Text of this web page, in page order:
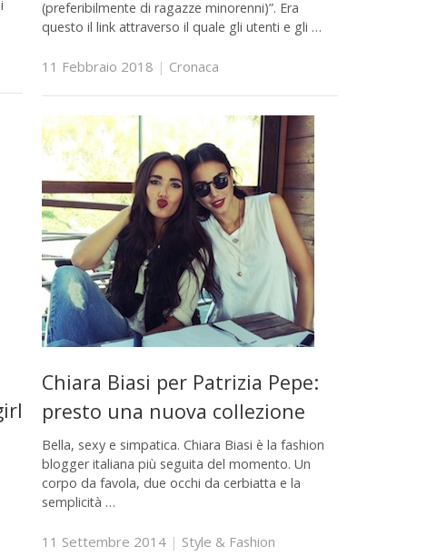
(preferibilmente di ragazze minorenni)”. Era
questo il link attraverso il quale gli utenti e gli …
11 Febbraio 2018 | Cronaca
Chiara Biasi per Patrizia Pepe:
presto una nuova collezione
Bella, sexy e simpatica. Chiara Biasi è la fashion
blogger italiana più seguita del momento. Un
corpo da favola, due occhi da cerbiatta e la
semplicità …
11 Settembre 2014| Style & Fashion